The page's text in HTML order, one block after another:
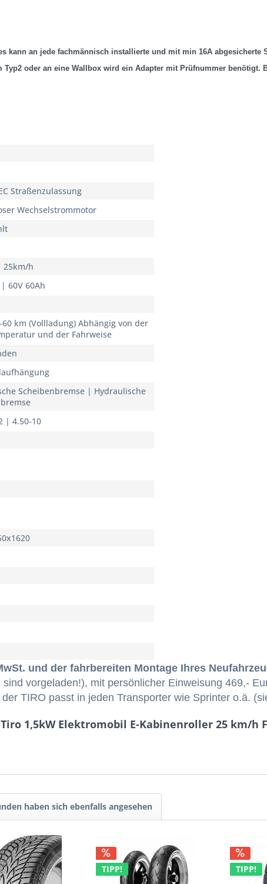
kann an jede fachmännisch installierte und mit min 16A abgesicherte
oder an eine Wallbox wird ein Adapter mit Prüfnummer benötigt.
Straßenzulassung
Wechselstrommotor
h
60V 60Ah
60 km (Vollladung) Abhängig von der
und der Fahrweise
Scheibenbremse | Hydraulische
| 4.50-10
und der fahrbereiten Montage Ihres
vorgeladen!), mit persönlicher Einweisung 469,-
TIRO passt in jeden Transporter wie Sprinter o.ä.
1,5kW Elektromobil E-​Kabinenroller 25 km/
haben sich ebenfalls angesehen
TIPP! TIPP!